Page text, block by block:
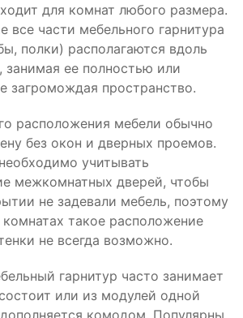
для комнат любого размера.
все части мебельного гарнитура
полки) располагаются вдоль
занимая ее полностью или
загромождая пространство.
расположения мебели обычно
без окон и дверных проемов.
учитывать
межкомнатных дверей, чтобы
не задевали мебель, поэтому
такое расположение
не всегда возможно.
гарнитур часто занимает
или из модулей одной